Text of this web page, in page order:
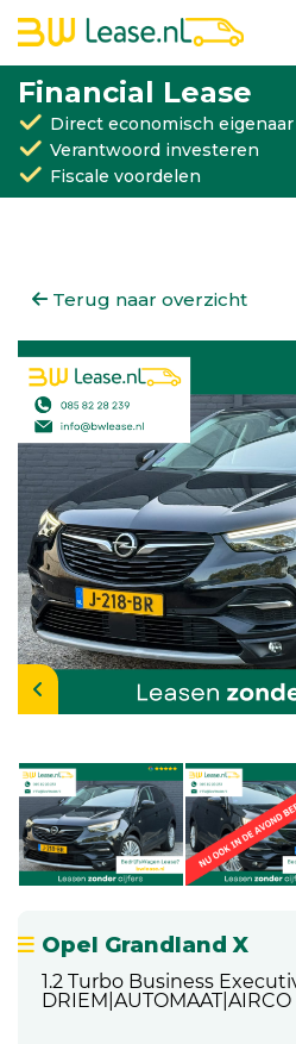
Financial Lease
Direct economisch eigenaar
Verantwoord investeren
Fiscale voordelen
Terug naar overzicht
Opel Grandland X
1.2 Turbo Business
DRIEM|AUTOMAAT|AIRCO